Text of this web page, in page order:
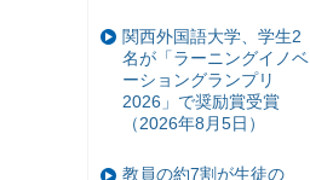
関西外国語大学、学生2
名が「ラーニングイノベ
ーショングランプリ
2026」で奨励賞受賞
（2026年8月5日）
教員の約7割が生徒の